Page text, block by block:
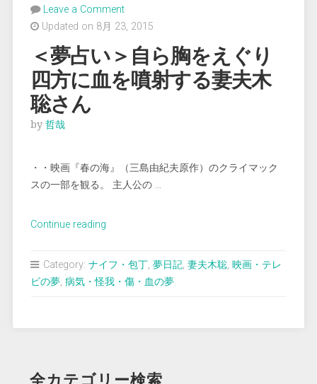
Leave a Comment
Updated on 8月 23, 2015
＜夢占い＞自ら胸をえぐり
四方に血を噴射する妻夫木
聡さん
by 哲哉
・・映画『春の海』（三島由紀夫原作）のクライマック
スの一部を観る。 主人公の …
Continue reading“＜
占
い
ら
え
Category: ナイフ・包丁, 夢日記, 妻夫木聡, 映画・テレ
ビの夢, 病気・怪我・傷・血の夢
全カテゴリー検索